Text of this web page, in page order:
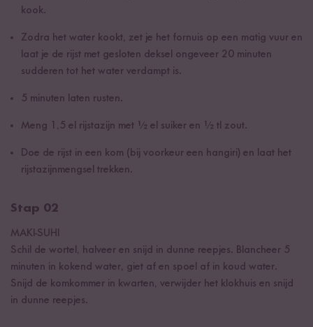
kook.
Zodra het water kookt, zet je het fornuis op een matig vuur en
laat je de rijst met gesloten deksel ongeveer 20 minuten
sudderen tot het water verdampt is.
5 minuten laten rusten.
Meng 1,5 el rijstazijn met ½ el suiker en ½ tl zout.
Doe de rijst in een kom (bij voorkeur een hangiri) en laat het
rijstazijnmengsel trekken.
Stap 02
MAKI-SUHI
Schil de wortel, halveer en snijd in dunne reepjes. Blancheer 5
minuten in kokend water, giet af en spoel af in koud water.
Snijd de komkommer in kwarten, verwijder het klokhuis en snijd
in dunne reepjes.